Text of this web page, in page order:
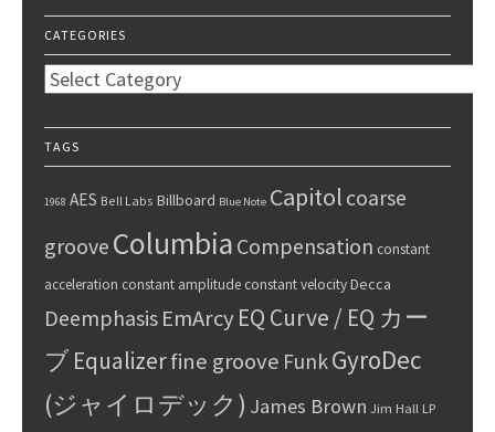
CATEGORIES
Categories
TAGS
1968 AES Bell Labs Billboard Blue Note Capitol coarse
groove Columbia Compensation constant
acceleration constant amplitude constant velocityDecca
Deemphasis EmArcyEQ Curve / EQ カー
ブEqualizerfine groove Funk GyroDec
(ジャイロデック) James Brown Jim Hall LP